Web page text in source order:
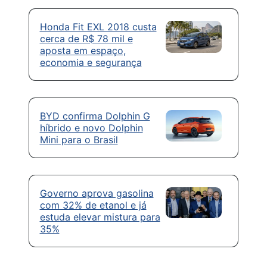
Honda Fit EXL 2018 custa
cerca de R$ 78 mil e
aposta em espaço,
economia e segurança
BYD confirma Dolphin G
híbrido e novo Dolphin
Mini para o Brasil
Governo aprova gasolina
com 32% de etanol e já
estuda elevar mistura para
35%